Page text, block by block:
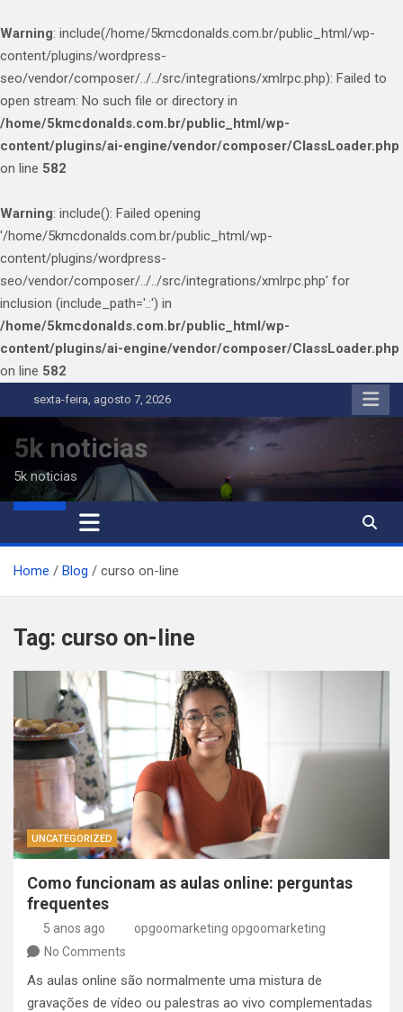
Warning: include(/home/5kmcdonalds.com.br/public_html/wp-
content/plugins/wordpress-
seo/vendor/composer/../../src/integrations/xmlrpc.php): Failed to
open stream: No such file or directory in
/home/5kmcdonalds.com.br/public_html/wp-
content/plugins/ai-engine/vendor/composer/ClassLoader.php
on line 582
Warning: include(): Failed opening
'/home/5kmcdonalds.com.br/public_html/wp-
content/plugins/wordpress-
seo/vendor/composer/../../src/integrations/xmlrpc.php' for
inclusion (include_path='.:') in
/home/5kmcdonalds.com.br/public_html/wp-
content/plugins/ai-engine/vendor/composer/ClassLoader.php
on line 582
to
content
sexta-feira, agosto 7, 2026
5k noticias
5k noticias
Home Blog curso on-line
Tag: curso on-line
UNCATEGORIZED
Como funcionam as aulas online: perguntas
frequentes
5 anos ago
opgoomarketing opgoomarketing
No Comments
As aulas online são normalmente uma mistura de
gravações de vídeo ou palestras ao vivo complementadas